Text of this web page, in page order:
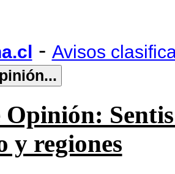
- Avisos
Opinión:
y regiones